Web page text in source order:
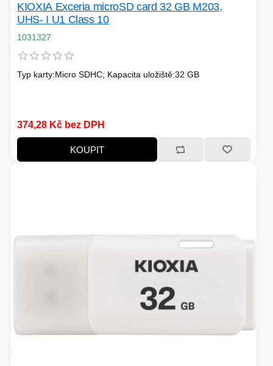
KIOXIA Exceria microSD card 32 GB M203,
UHS- I U1 Class 10
1031327
Typ karty:Micro SDHC; Kapacita uložiště:32 GB
374,28 Kč bez DPH
KOUPIT